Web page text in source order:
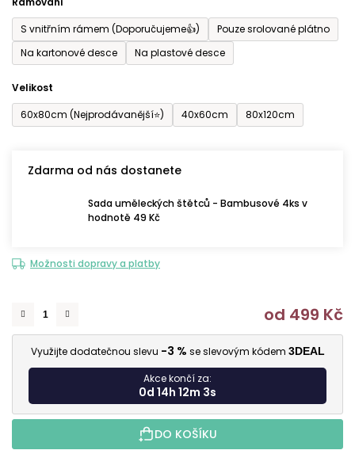
S vnitřním rámem (Doporučujeme👍)
Pouze srolované plátno
Na kartonové desce
Na plastové desce
Velikost
60x80cm (Nejprodávanější⭐)
40x60cm 80x120cm
Zdarma od nás dostanete
Sada uměleckých štětců - Bambusové 4ks v
hodnotě 49 Kč
Možnosti dopravy a platby
od 499 Kč
Využijte dodatečnou slevu -3 % se slevovým kódem 3DEAL
Akce končí za:
0d 14h 12m 3s
DO KOŠÍKU
5
hvězdiček.